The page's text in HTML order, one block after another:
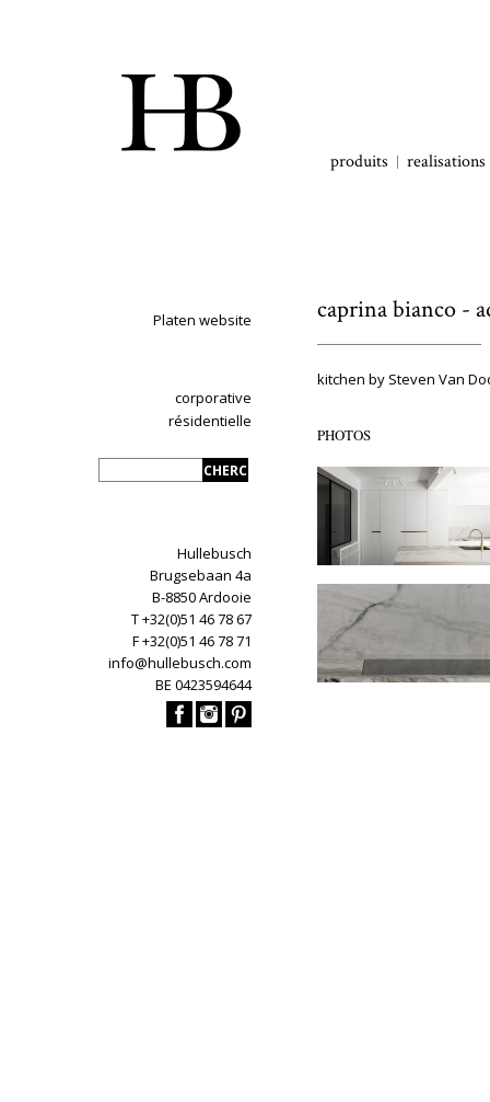
produits realisations
Platen website
corporative
résidentielle
Hullebusch
Brugsebaan 4a
B-8850 Ardooie
T +32(0)51 46 78 67
F +32(0)51 46 78 71
info@hullebusch.com
BE 0423594644
caprina bianco -
kitchen by Steven Van
PHOTOS